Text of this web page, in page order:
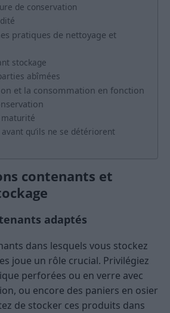
de conservation
pratiques de nettoyage et
stockage
abîmées
et la consommation en fonction
qu’ils ne se détériorent
contenants et
adaptés
dans lesquels vous stockez
joue un rôle crucial. Privilégiez
perforées ou en verre avec
ou encore des paniers en osier
de stocker ces produits dans